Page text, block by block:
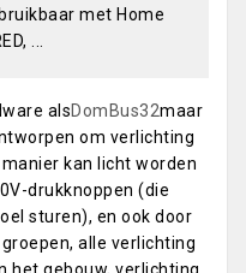
met Home
...
alsDomBus32maar
om verlichting
kan licht worden
drukknoppen (die
sturen), en ook door
alle verlichting